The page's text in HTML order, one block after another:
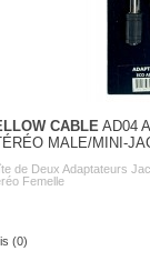
CABLEAD04
MALE/MINI-
de Deux Adaptateurs
Femelle
(0)